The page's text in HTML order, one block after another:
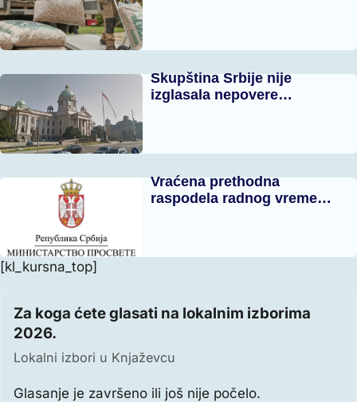
Skupština Srbije nije
izglasala nepovere…
Vraćena prethodna
raspodela radnog vreme…
[kl_kursna_top]
Za koga ćete glasati na lokalnim izborima
2026.
Lokalni izbori u Knjaževcu
Glasanje je završeno ili još nije počelo.